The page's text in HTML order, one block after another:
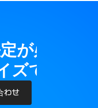
が必要で
ズで簡単
わせ